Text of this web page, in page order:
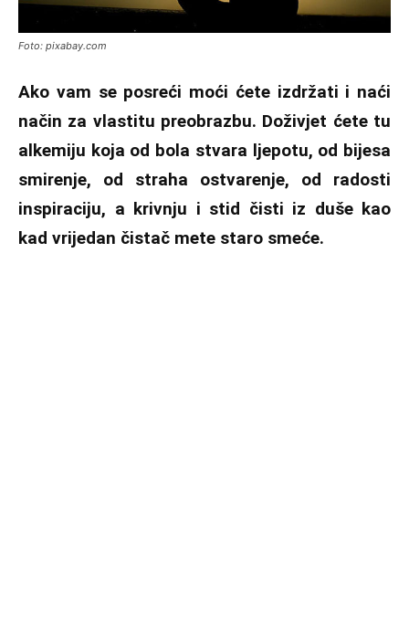
Foto: pixabay.com
Ako vam se posreći moći ćete izdržati i naći
način za vlastitu preobrazbu. Doživjet ćete tu
alkemiju koja od bola stvara ljepotu, od bijesa
smirenje, od straha ostvarenje, od radosti
inspiraciju, a krivnju i stid čisti iz duše kao
kad vrijedan čistač mete staro smeće.